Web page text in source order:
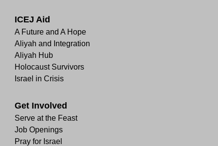
ICEJ Aid
A Future and A Hope
Aliyah and Integration
Aliyah Hub
Holocaust Survivors
Israel in Crisis
Get Involved
Serve at the Feast
Job Openings
Pray for Israel